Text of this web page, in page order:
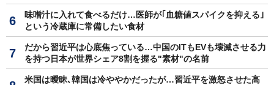
味噌汁に入れて食べるだけ…医師が｢血糖値スパイクを抑える｣
という冷蔵庫に常備したい食材
だから習近平は心底焦っている…中国のITもEVも壊滅させる力
を持つ日本が世界シェア8割を握る"素材"の名前
米国は曖昧､韓国は冷ややかだったが…習近平を激怒させた高